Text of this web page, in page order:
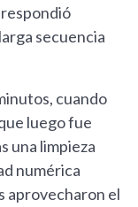
secuencia
cuando
luego fue
una limpieza
numérica
aprovecharon el